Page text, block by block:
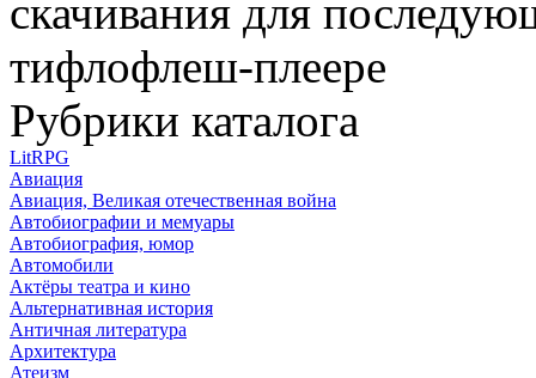
скачивания для
тифлофлеш-плеере
Рубрики каталога
LitRPG
Авиация
Авиация, Великая отечественная война
Автобиографии и мемуары
Автобиография, юмор
Автомобили
Актёры театра и кино
Альтернативная история
Античная литература
Архитектура
Атеизм